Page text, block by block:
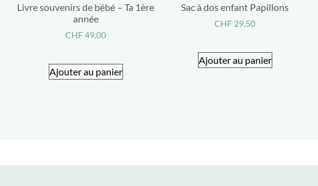
Livre souvenirs de bébé – Ta 1ère
année
CHF49.00
Ajouter au panier
Sac à dos enfant Papillons
CHF 29.50
Ajouter au panier